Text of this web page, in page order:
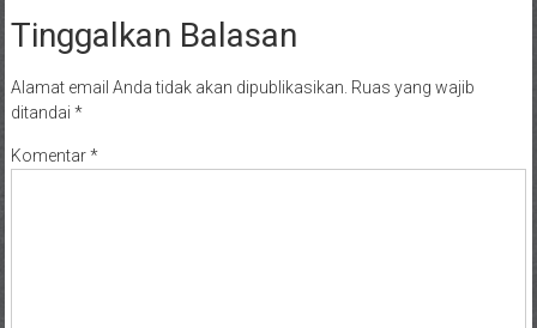
Tinggalkan Balasan
Alamat email Anda tidak akan dipublikasikan. Ruas yang wajib
ditandai *
Komentar*